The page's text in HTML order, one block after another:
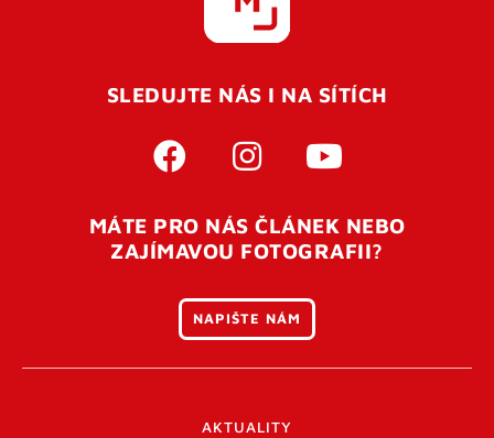
SLEDUJTE NÁS I NA SÍTÍCH
MÁTE PRO NÁS ČLÁNEK NEBO
ZAJÍMAVOU FOTOGRAFII?
NAPIŠTE NÁM
AKTUALITY